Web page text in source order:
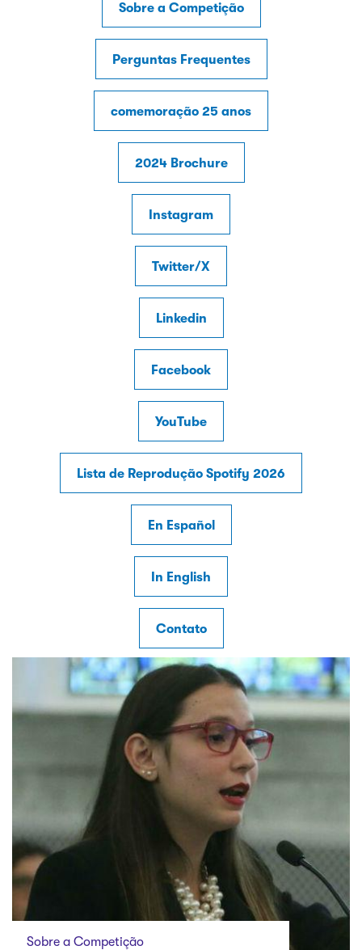
Sobre a Competição
Perguntas Frequentes
comemoração 25 anos
2024 Brochure
Instagram
Twitter/X
Linkedin
Facebook
YouTube
Lista de Reprodução Spotify 2026
En Español
In English
Contato
Sobre a Competição